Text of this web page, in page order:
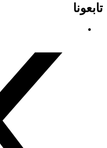
تابعونا